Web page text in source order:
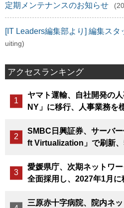
定期メンテナンスのお知らせ
[IT Leaders編集部より] 編集ス
uiting)
アクセスランキング
ヤマト運輸、自社開発の
NY」に移行、人事業務を
SMBC日興証券、サーバ
ft Virtualization」で刷新
愛媛県庁、次期ネットワ
全面採用し、2027年1月に
三原赤十字病院、院内ネ